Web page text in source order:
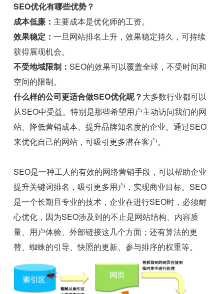
SEO优化有哪些优势？
成本低廉： 主要成本是优化师的工资。
效果稳定：一旦网站排名上升，效果稳定持久，可持续
获得展现机会。
不受地域限制：SEO的效果可以覆盖全球，不受时间和
空间的限制。
什么样的公司更适合做SEO优化呢？大多数行业都可以
从SEO中受益。特别是那些希望用户主动访问我们的网
站、降低营销成本、提升品牌知名度的企业。通过SEO
来优化自己的网站，可吸引更多潜在客户。
SEO是一种工人的有效的网络营销手段，可以帮助企业
提升关键词排名，吸引更多用户，实现商业目标。SEO
是一个长期且专业的技术，企业在进行SEO时，必须耐
心优化，因为SEO涉及到的不止是网站结构、内容质
量、用户体验、外部链接这几个方面；还有算法的更
替、蜘蛛的引导、快照的更新、参与排序的权重等。